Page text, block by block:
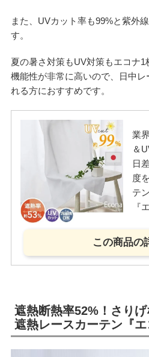
また、UVカット率も99%と紫外
す。
夏の暑さ対策もUV対策もエコナ1
機能性が非常に高いので、日中レ
れる方におすすめです。
業
＆
日
度
テン
『
この商品の
遮熱断熱率52%！さり
遮熱レースカーテン『エ